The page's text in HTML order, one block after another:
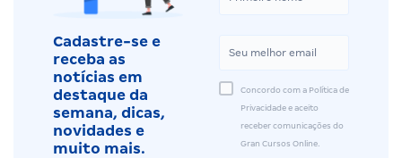
Cadastre-se e
receba as
notícias em
destaque da
semana, dicas,
novidades e
muito mais.
Concordo com a Política de
Privacidade e aceito
receber comunicações do
Gran Cursos Online.